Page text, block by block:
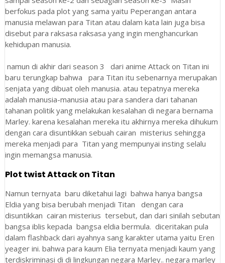
berfokus pada plot yang sama yaitu Peperangan antara
manusia melawan para Titan atau dalam kata lain juga bisa
disebut para raksasa raksasa yang ingin menghancurkan
kehidupan manusia.
namun di akhir dari season 3 dari anime Attack on Titan ini
baru terungkap bahwa para Titan itu sebenarnya merupakan
senjata yang dibuat oleh manusia. atau tepatnya mereka
adalah manusia-manusia atau para sandera dari tahanan
tahanan politik yang melakukan kesalahan di negara bernama
Marley. karena kesalahan mereka itu akhirnya mereka dihukum
dengan cara disuntikkan sebuah cairan misterius sehingga
mereka menjadi para Titan yang mempunyai insting selalu
ingin memangsa manusia.
Plot twist Attack on Titan
Namun ternyata baru diketahui lagi bahwa hanya bangsa
Eldia yang bisa berubah menjadi Titan dengan cara
disuntikkan cairan misterius tersebut, dan dari sinilah sebutan
bangsa iblis kepada bangsa eldia bermula. diceritakan pula
dalam flashback dari ayahnya sang karakter utama yaitu Eren
yeager ini. bahwa para kaum Elia ternyata menjadi kaum yang
terdiskriminasi di di lingkungan negara Marley.. negara marley